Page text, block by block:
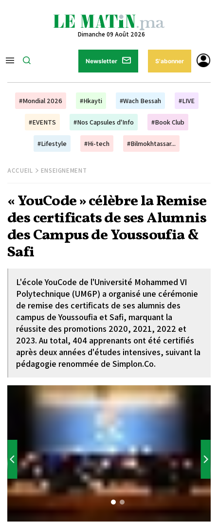
Dimanche 09 Août 2026
Newsletter S'abonner
#Mondial 2026 #Hkayti #Wach Bessah #LIVE
#EVENTS #Nos Capsules d'Info #Book Club
#Lifestyle #Hi-tech #Bilmokhtassar...
ACCUEIL ENSEIGNEMENT
« YouCode » célèbre la Remise
des certificats de ses Alumnis
des Campus de Youssoufia &
Safi
L'école YouCode de l'Université Mohammed VI
Polytechnique (UM6P) a organisé une cérémonie
de remise des certificats de ses alumnis des
campus de Youssoufia et Safi, marquant la
réussite des promotions 2020, 2021, 2022 et
2023. Au total, 404 apprenants ont été certifiés
après deux années d'études intensives, suivant la
pédagogie renommée de Simplon.Co.